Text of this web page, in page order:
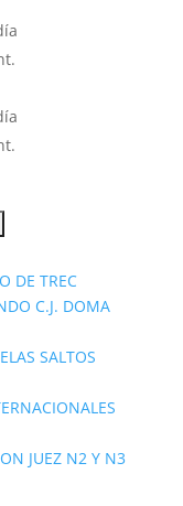
DE TREC
C.J. DOMA
SALTOS
JUEZ N2 Y N3